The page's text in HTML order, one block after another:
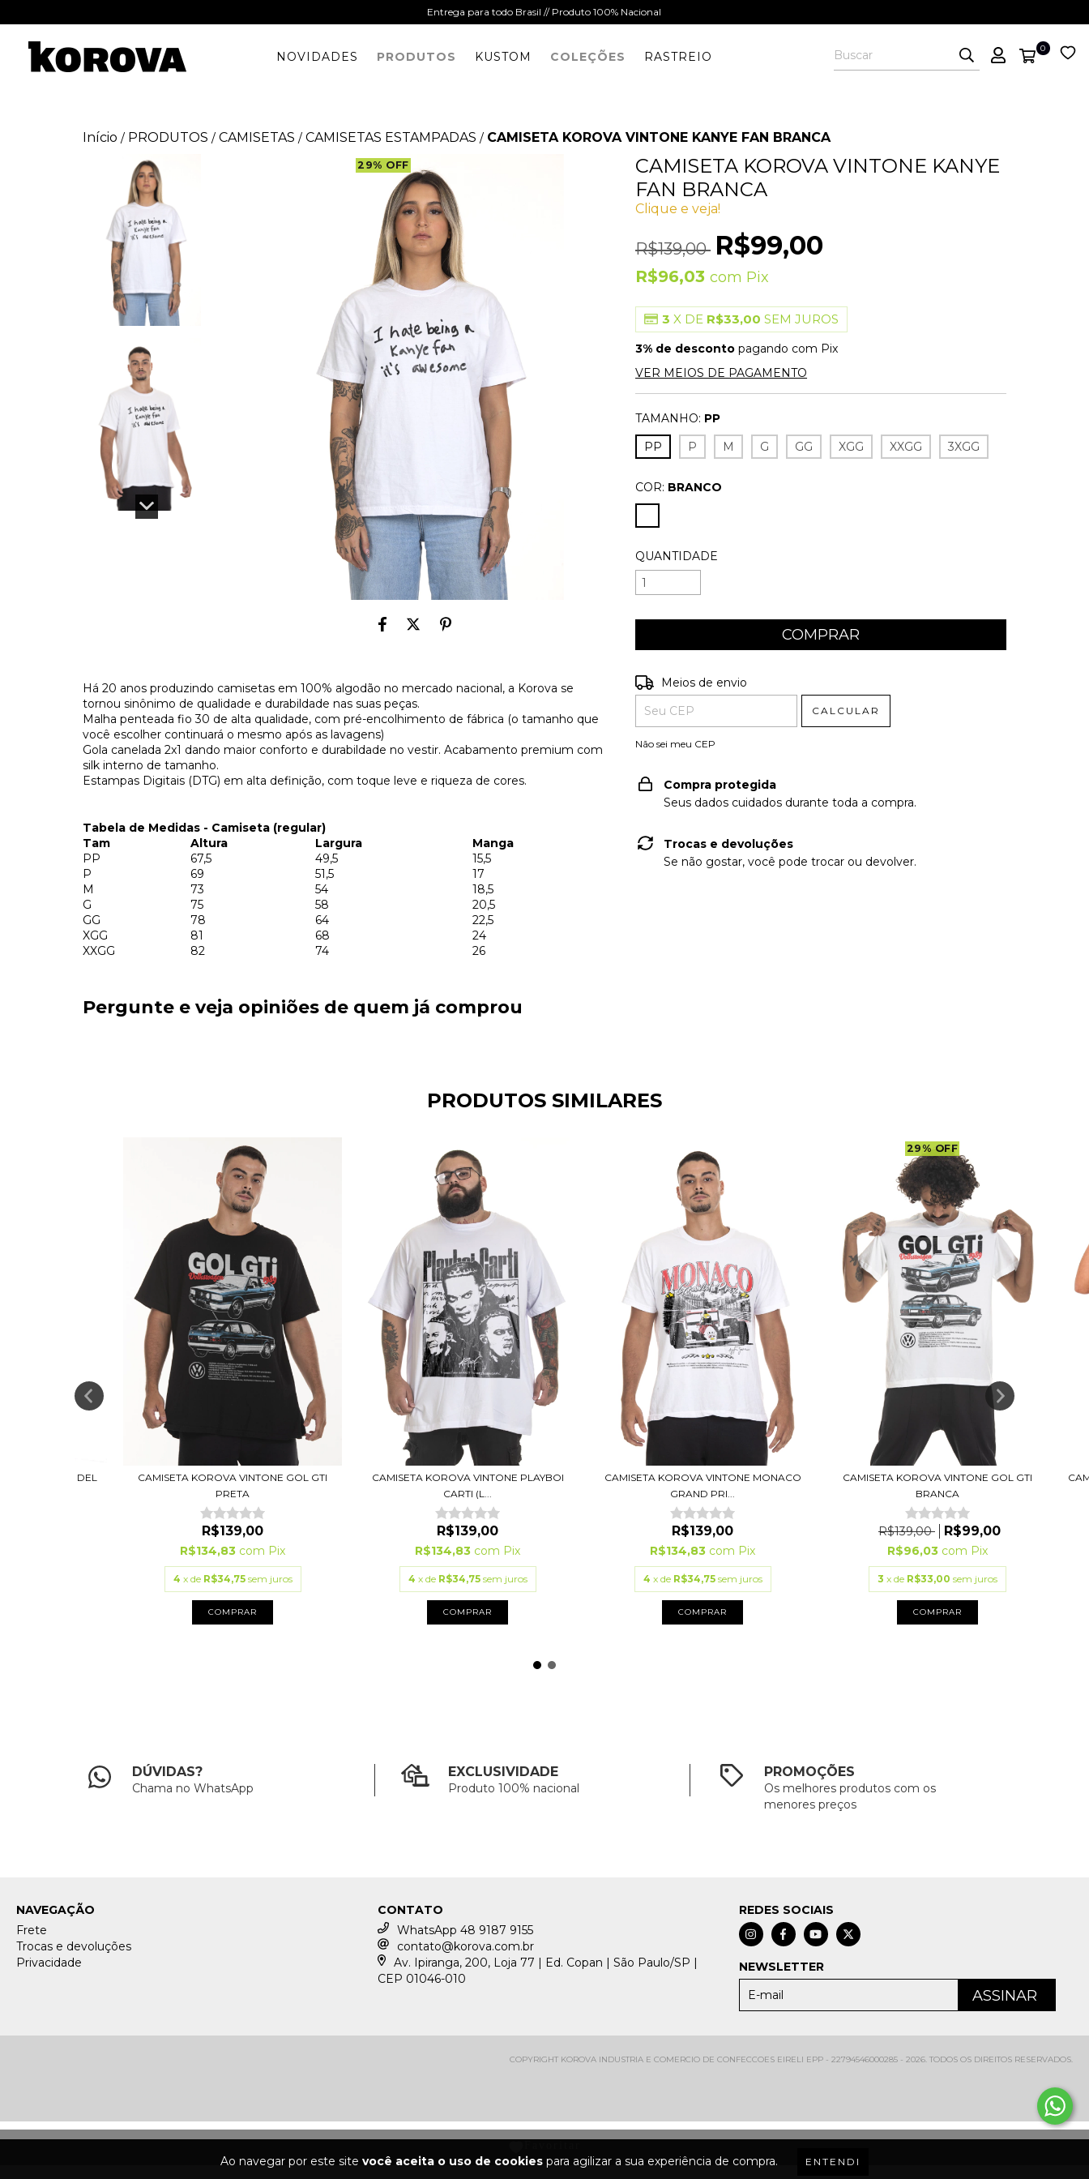
Ao navegar por este site você aceita o uso de cookies para agilizar a sua experiência de compra. ENTENDI
Entrega para todo Brasil // Produto 100% Nacional
NOVIDADES PRODUTOS KUSTOM COLEÇÕES RASTREIO
0
Início / PRODUTOS / CAMISETAS / CAMISETAS ESTAMPADAS / CAMISETA KOROVA VINTONE KANYE FAN BRANCA
29% OFF
Há 20 anos produzindo camisetas em 100% algodão no mercado nacional, a Korova se
tornou sinônimo de qualidade e durabildade nas suas peças.
Malha penteada fio 30 de alta qualidade, com pré-encolhimento de fábrica (o tamanho que
você escolher continuará o mesmo após as lavagens)
Gola canelada 2x1 dando maior conforto e durabildade no vestir. Acabamento premium com
silk interno de tamanho.
Estampas Digitais (DTG) em alta definição, com toque leve e riqueza de cores.
Tabela de Medidas - Camiseta (regular)
Tam
Altura Largura
Manga
PP
67,5 49,5
15,5
P
69 51,5
17
M
73 54
18,5
G
75 58
20,5
GG
78 64
22,5
XGG
81 68
24
XXGG
82 74 26
CAMISETA KOROVA VINTONE KANYE
FAN BRANCA
Clique e veja!
R$139,00 R$99,00
R$96,03com Pix
3 X DE R$33,00 SEM JUROS
3% de desconto pagando com Pix
VER MEIOS DE PAGAMENTO
TAMANHO: PP
PP
P M G GG XGG XXGG 3XGG
COR: BRANCO
QUANTIDADE
Entregas para o CEP:
Meios de envio
CALCULAR
Não sei meu CEP
Compra protegida
Seus dados cuidados durante toda a compra.
Trocas e devoluções
Se não gostar, você pode trocar ou devolver.
Pergunte e veja opiniões de quem já comprou
PRODUTOS SIMILARES
LANA DEL
CAMISETA KOROVA VINTONE GOL GTI
PRETA
R$139,00
R$134,83 com Pix
4 x de R$34,75 sem juros
COMPRAR
CAMISETA KOROVA VINTONE PLAYBOI
CARTI (L...
R$139,00
R$134,83 com Pix
4 x de R$34,75 sem juros
COMPRAR
CAMISETA KOROVA VINTONE MONACO
GRAND PRI...
R$139,00
R$134,83 com Pix
4 x de R$34,75 sem juros
COMPRAR
29% OFF
CAMISETA KOROVA VINTONE GOL GTI
BRANCA
R$139,00 R$99,00
R$96,03 com Pix
3 x de R$33,00 sem juros
COMPRAR
DÚVIDAS?
Chama no WhatsApp
EXCLUSIVIDADE
Produto 100% nacional
PROMOÇÕES
Os melhores produtos com os
menores preços
NAVEGAÇÃO
Frete
Trocas e devoluções
Privacidade
CONTATO
WhatsApp 48 9187 9155
contato@korova.com.br
Av. Ipiranga, 200, Loja 77 | Ed. Copan | São Paulo/SP |
CEP 01046-010
REDES SOCIAIS
NEWSLETTER
COPYRIGHT KOROVA INDUSTRIA E COMERCIO DE CONFECCOES EIRELI EPP - 22794546000285 - 2026. TODOS OS DIREITOS RESERVADOS.